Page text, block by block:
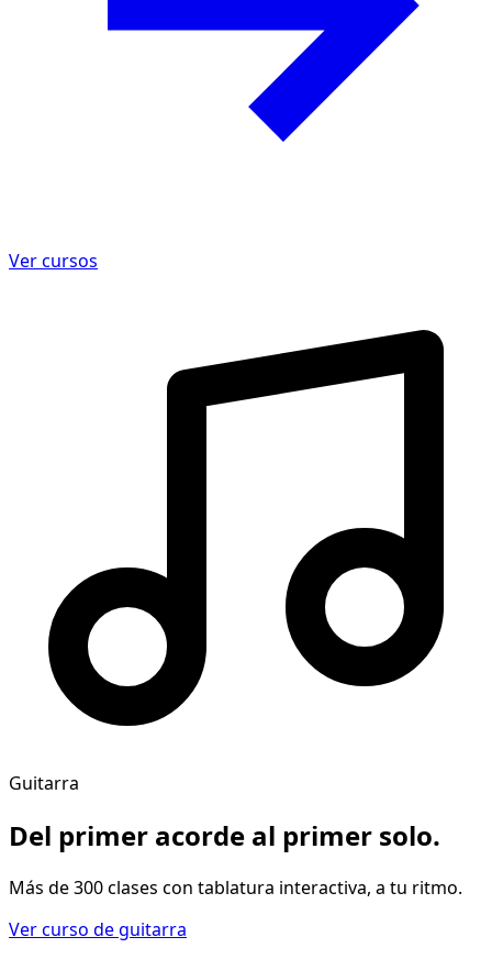
Ver cursos
Guitarra
Del primer acorde al primer solo.
Más de 300 clases con tablatura interactiva, a tu ritmo.
Ver curso de guitarra